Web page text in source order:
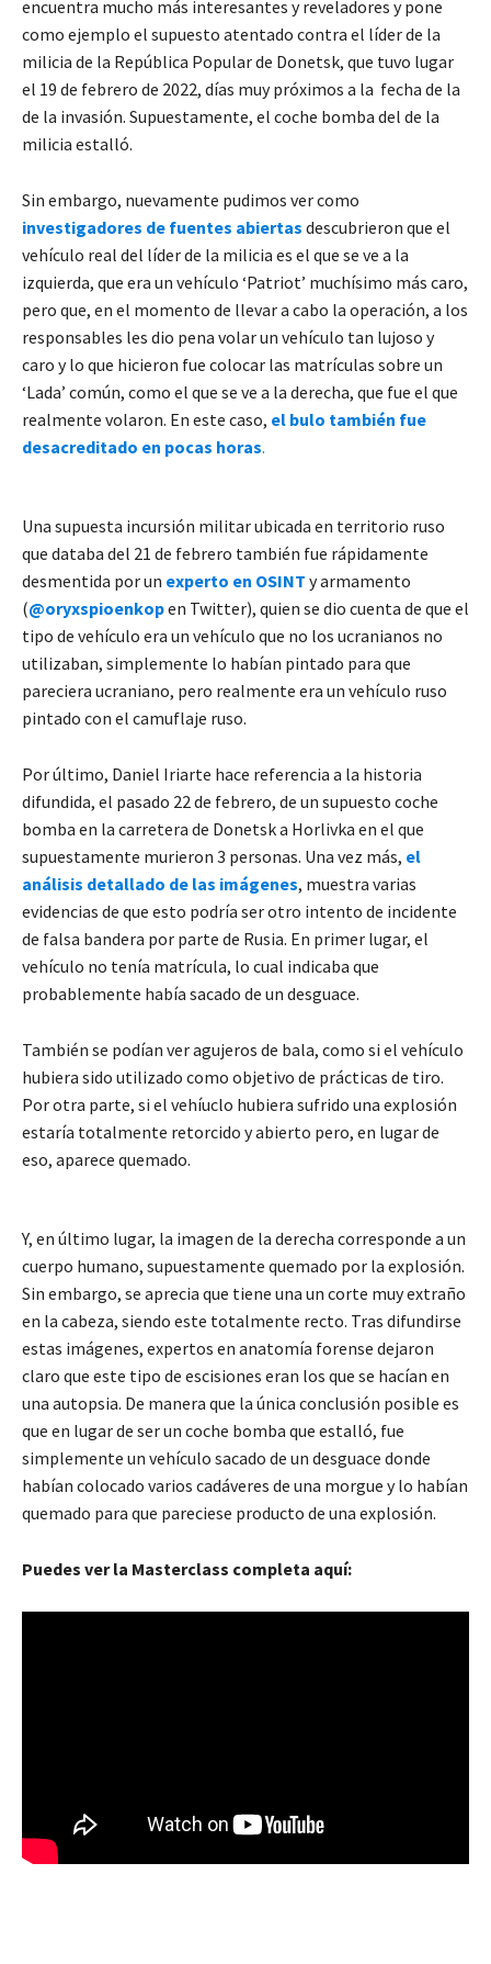
encuentra mucho más interesantes y reveladores y pone
como ejemplo el supuesto atentado contra el líder de la
milicia de la República Popular de Donetsk, que tuvo lugar
el 19 de febrero de 2022, días muy próximos a la fecha de la
de la invasión. Supuestamente, el coche bomba del de la
milicia estalló.
Sin embargo, nuevamente pudimos ver como
investigadores de fuentes abiertas descubrieron que el
vehículo real del líder de la milicia es el que se ve a la
izquierda, que era un vehículo ‘Patriot’ muchísimo más caro,
pero que, en el momento de llevar a cabo la operación, a los
responsables les dio pena volar un vehículo tan lujoso y
caro y lo que hicieron fue colocar las matrículas sobre un
‘Lada’ común, como el que se ve a la derecha, que fue el que
realmente volaron. En este caso, el bulo también fue
desacreditado en pocas horas.
Una supuesta incursión militar ubicada en territorio ruso
que databa del 21 de febrero también fue rápidamente
desmentida por un experto en OSINT y armamento
(@oryxspioenkopen Twitter), quien se dio cuenta de que el
tipo de vehículo era un vehículo que no los ucranianos no
utilizaban, simplemente lo habían pintado para que
pareciera ucraniano, pero realmente era un vehículo ruso
pintado con el camuflaje ruso.
Por último, Daniel Iriarte hace referencia a la historia
difundida, el pasado 22 de febrero, de un supuesto coche
bomba en la carretera de Donetsk a Horlivka en el que
supuestamente murieron 3 personas. Una vez más, el
análisis detallado de las imágenes, muestra varias
evidencias de que esto podría ser otro intento de incidente
de falsa bandera por parte de Rusia. En primer lugar, el
vehículo no tenía matrícula, lo cual indicaba que
probablemente había sacado de un desguace.
También se podían ver agujeros de bala, como si el vehículo
hubiera sido utilizado como objetivo de prácticas de tiro.
Por otra parte, si el vehíuclo hubiera sufrido una explosión
estaría totalmente retorcido y abierto pero, en lugar de
eso, aparece quemado.
Y, en último lugar, la imagen de la derecha corresponde a un
cuerpo humano, supuestamente quemado por la explosión.
Sin embargo, se aprecia que tiene una un corte muy extraño
en la cabeza, siendo este totalmente recto. Tras difundirse
estas imágenes, expertos en anatomía forense dejaron
claro que este tipo de escisiones eran los que se hacían en
una autopsia. De manera que la única conclusión posible es
que en lugar de ser un coche bomba que estalló, fue
simplemente un vehículo sacado de un desguace donde
habían colocado varios cadáveres de una morgue y lo habían
quemado para que pareciese producto de una explosión.
Puedes ver la Masterclass completa aquí: